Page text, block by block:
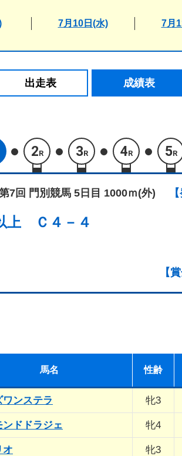
7月10日(水) 7月
出走表 成績表
2R 3R 4R 5R
7回 門別競馬 5日目 1000ｍ(外)
上 Ｃ４－４
【
馬名 性齢
ワンステラ 牝3
ンドドラジェ 牝4
オ 牝3